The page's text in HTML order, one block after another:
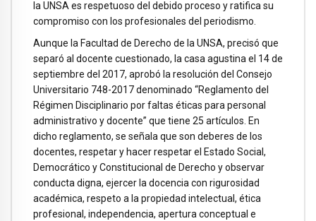
la UNSA es respetuoso del debido proceso y ratifica su
compromiso con los profesionales del periodismo.
Aunque la Facultad de Derecho de la UNSA, precisó que
separó al docente cuestionado, la casa agustina el 14 de
septiembre del 2017, aprobó la resolución del Consejo
Universitario 748-2017 denominado “Reglamento del
Régimen Disciplinario por faltas éticas para personal
administrativo y docente” que tiene 25 artículos. En
dicho reglamento, se señala que son deberes de los
docentes, respetar y hacer respetar el Estado Social,
Democrático y Constitucional de Derecho y observar
conducta digna, ejercer la docencia con rigurosidad
académica, respeto a la propiedad intelectual, ética
profesional, independencia, apertura conceptual e